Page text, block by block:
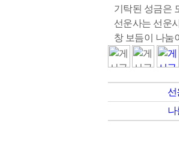
기탁된 성금은
선운사는 선운
창 보듬이 나눔
선
나